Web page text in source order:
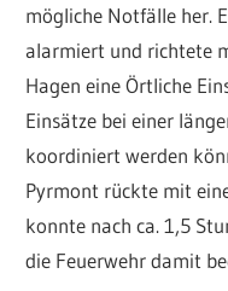
mögliche Notfälle her.
alarmiert und richtete
Hagen eine Örtliche
Einsätze bei einer
koordiniert werden
Pyrmont rückte mit
konnte nach ca. 1,5
die Feuerwehr damit